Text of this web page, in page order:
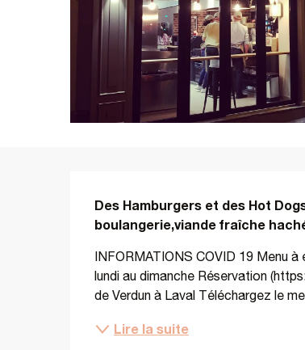
Des Hamburgers et des Hot
boulangerie,viande fraîche
INFORMATIONS COVID 19 Menu
lundi au dimanche Réservation
de Verdun à Laval Téléchargez le
Lire la suite